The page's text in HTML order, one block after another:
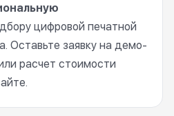
цифровой печатной
Оставьте заявку на демо-
расчет стоимости